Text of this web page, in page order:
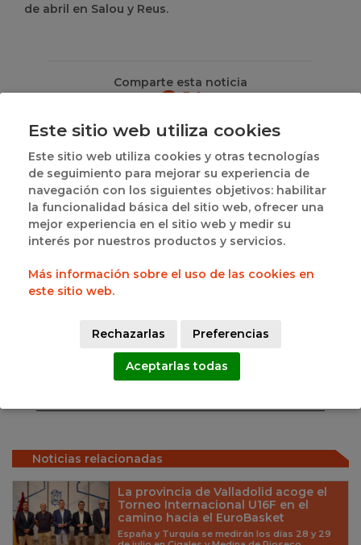
de abril en Salou y Reus.
Comparte esta noticia
CATEGORIAS
DE NOTICIAS
Federación
Competiciones
Delegaciones
Área Técnica
Entrenadores
Promoción
Primera Nacional Femenina
Competiciones FEB
Noticias relacionadas
La provincia de Valladolid acoge el
Torneo Internacional U16F en el
camino hacia el EuroBasket
España y Turquía se medirán los días 28 y 29
Este sitio web utiliza cookies
Este sitio web utiliza cookies y otras tecnologías
de seguimiento para mejorar su experiencia de
navegación con los siguientes objetivos: habilitar
la funcionalidad básica del sitio web, ofrecer una
mejor experiencia en el sitio web y medir su
interés por nuestros productos y servicios.
Más información sobre el uso de las cookies en
este sitio web.
Rechazarlas Preferencias
Aceptarlas todas